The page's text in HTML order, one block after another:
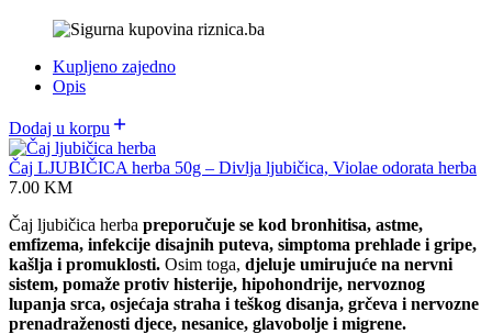
Kupljeno zajedno
Opis
Dodaj u korpu
Čaj LJUBIČICA herba 50g – Divlja ljubičica, Violae odorata herba
7.00 KM
Čaj ljubičica herba preporučuje se kod bronhitisa, astme,
emfizema, infekcije disajnih puteva, simptoma prehlade i gripe,
kašlja i promuklosti. Osim toga, djeluje umirujuće na nervni
sistem, pomaže protiv histerije, hipohondrije, nervoznog
lupanja srca, osjećaja straha i teškog disanja, grčeva i nervozne
prenadraženosti djece, nesanice, glavobolje i migrene.